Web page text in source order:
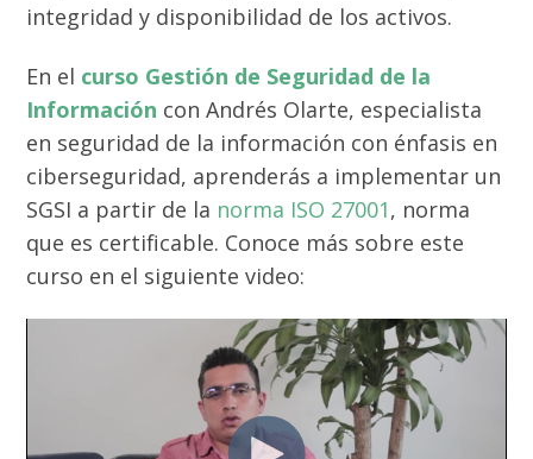
integridad y disponibilidad de los activos.
En el curso Gestión de Seguridad de la
Información con Andrés Olarte, especialista
en seguridad de la información con énfasis en
ciberseguridad, aprenderás a implementar un
SGSI a partir de la norma ISO 27001, norma
que es certificable. Conoce más sobre este
curso en el siguiente video: